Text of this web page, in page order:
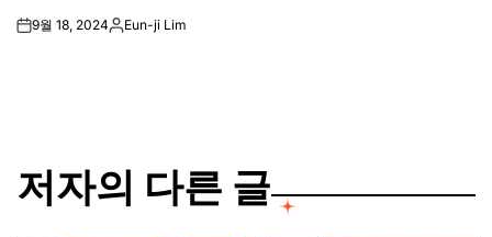
on9월 18, 2024Posted
Eun-ji Lim
저자의 다른 글